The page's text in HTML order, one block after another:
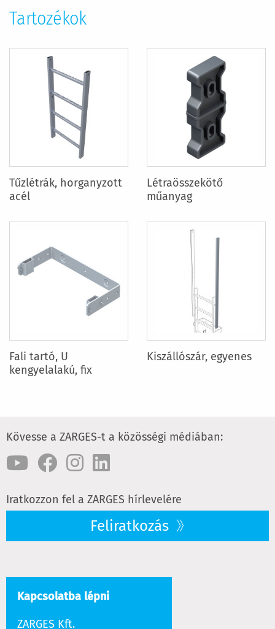
Tartozékok
Tűzlétrák, horganyzott
acél
Létraösszekötő
műanyag
Fali tartó, U
kengyelalakú, fix
Kiszállószár, egyenes
Kövesse a ZARGES-t a közösségi médiában:
Iratkozzon fel a ZARGES hírlevelére
Feliratkozás
Kapcsolatba lépni
ZARGES Kft.